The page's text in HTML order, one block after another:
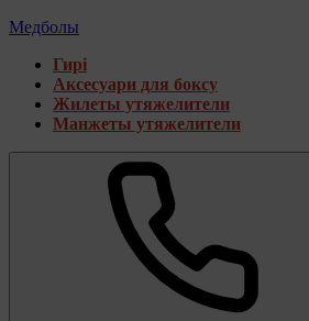
Медболы
Гирі
Аксесуари для боксу
Жилеты утяжелители
Манжеты утяжелители